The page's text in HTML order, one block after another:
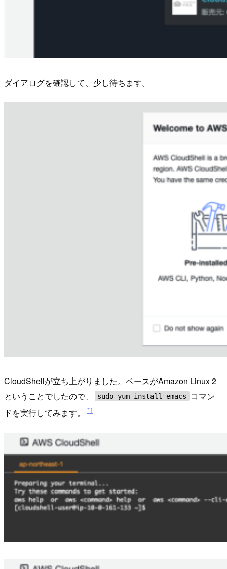
ダイアログを確認して、少し待ちます。
CloudShellが立ち上がりました。ベースがAmazon Linux 2
ということでしたので、
sudo yum install emacs
コマン
ドを実行してみます。
*1